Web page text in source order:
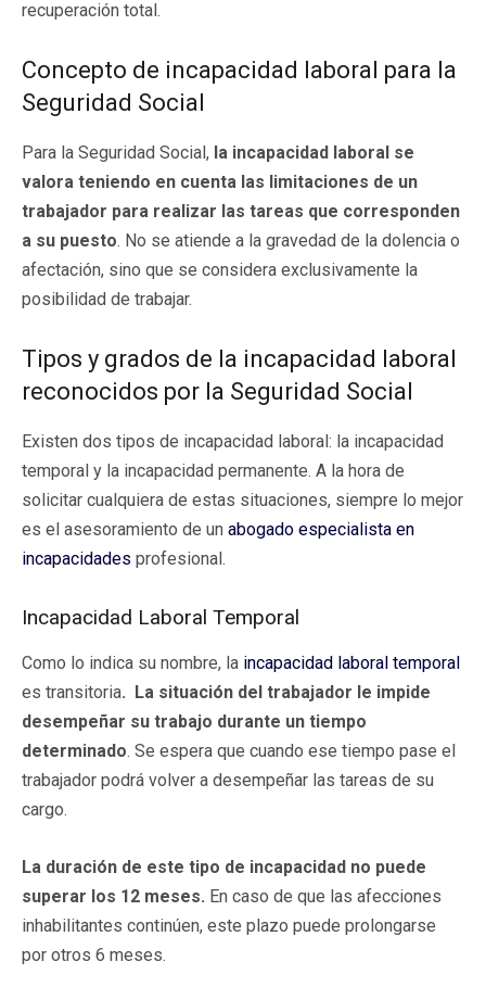
recuperación total.
Concepto de incapacidad laboral para la
Seguridad Social
Para la Seguridad Social, la incapacidad laboral se
valora teniendo en cuenta las limitaciones de un
trabajador para realizar las tareas que corresponden
a su puesto. No se atiende a la gravedad de la dolencia o
afectación, sino que se considera exclusivamente la
posibilidad de trabajar.
Tipos y grados de la incapacidad laboral
reconocidos por la Seguridad Social
Existen dos tipos de incapacidad laboral: la incapacidad
temporal y la incapacidad permanente. A la hora de
solicitar cualquiera de estas situaciones, siempre lo mejor
es el asesoramiento de un abogado especialista en
incapacidades profesional.
Incapacidad Laboral Temporal
Como lo indica su nombre, la incapacidad laboral temporal
es transitoria. La situación del trabajador le impide
desempeñar su trabajo durante un tiempo
determinado. Se espera que cuando ese tiempo pase el
trabajador podrá volver a desempeñar las tareas de su
cargo.
La duración de este tipo de incapacidad no puede
superar los 12 meses. En caso de que las afecciones
inhabilitantes continúen, este plazo puede prolongarse
por otros 6 meses.